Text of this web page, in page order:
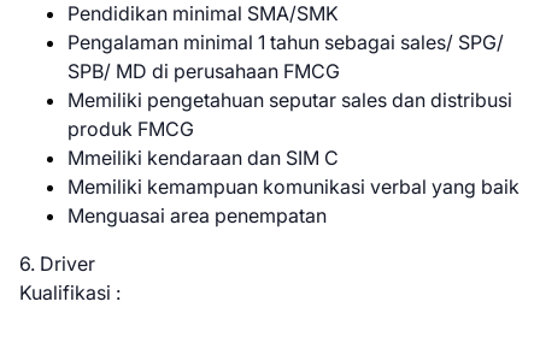
Pendidikan minimal SMA/SMK
Pengalaman minimal 1 tahun sebagai sales/ SPG/
SPB/ MD di perusahaan FMCG
Memiliki pengetahuan seputar sales dan distribusi
produk FMCG
Mmeiliki kendaraan dan SIM C
Memiliki kemampuan komunikasi verbal yang baik
Menguasai area penempatan
6. Driver
Kualifikasi :